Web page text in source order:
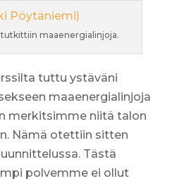
maaenergialinjoja.
tuttu ystäväni
maaenergialinjoja
merkitsimme niitä talon
Nämä otettiin sitten
Tästä
polvemme ei ollut